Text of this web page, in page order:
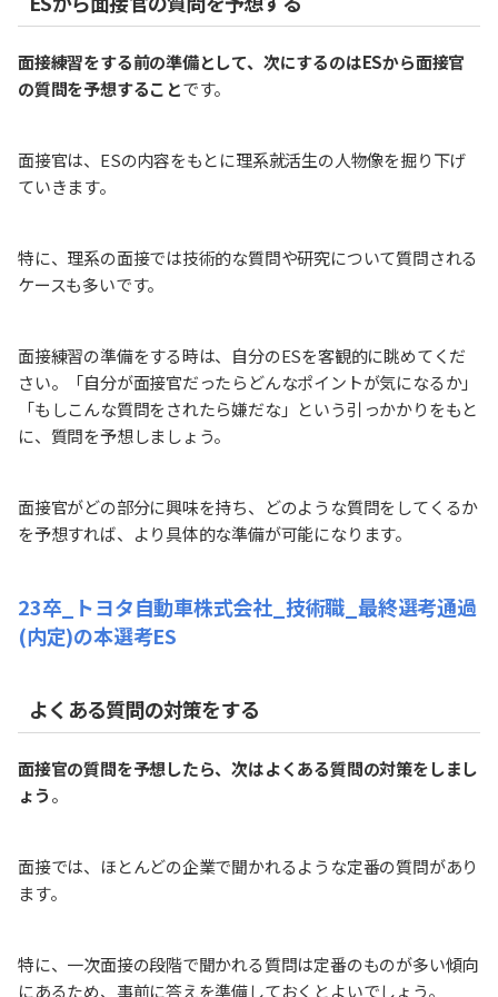
面接練習をする前の準備として、次にするのはESから面接官
の質問を予想することです。
面接官は、ESの内容をもとに理系就活生の人物像を掘り下げ
ていきます。
特に、理系の面接では技術的な質問や研究について質問される
ケースも多いです。
面接練習の準備をする時は、自分のESを客観的に眺めてくだ
さい。「自分が面接官だったらどんなポイントが気になるか」
「もしこんな質問をされたら嫌だな」という引っかかりをもと
に、質問を予想しましょう。
面接官がどの部分に興味を持ち、どのような質問をしてくるか
を予想すれば、より具体的な準備が可能になります。
23卒_トヨタ自動車株式会社_技術職_最終選考通過
(内定)の本選考ES
よくある質問の対策をする
面接官の質問を予想したら、次はよくある質問の対策をしまし
ょう。
面接では、ほとんどの企業で聞かれるような定番の質問があり
ます。
特に、一次面接の段階で聞かれる質問は定番のものが多い傾向
にあるため、事前に答えを準備しておくとよいでしょう。